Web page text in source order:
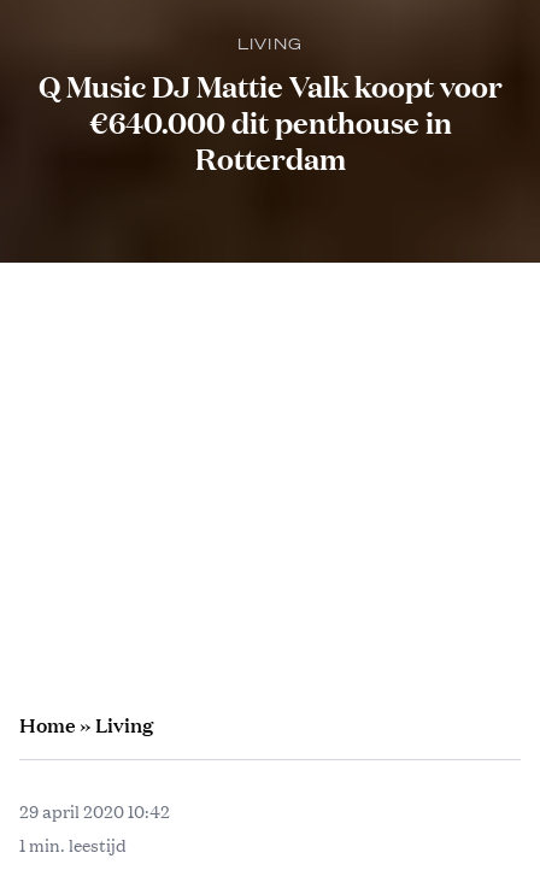
LIVING
Q Music DJ Mattie Valk koopt voor
€640.000 dit penthouse in
Rotterdam
Home»Living
29 april 2020 10:42
1 min. leestijd